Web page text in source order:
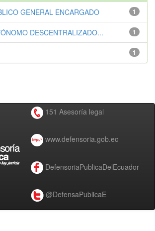
1
GENERAL ENCARGADO
1
DESCENTRALIZADO...
1
151 Asesoría legal
www.defensoria.gob.ec
DefensoriaPublicaDelEcuador
@DefensaPublicaE